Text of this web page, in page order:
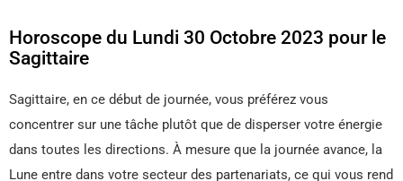
Horoscope du Lundi 30 Octobre 2023 pour le
Sagittaire
Sagittaire, en ce début de journée, vous préférez vous
concentrer sur une tâche plutôt que de disperser votre énergie
dans toutes les directions. À mesure que la journée avance, la
Lune entre dans votre secteur des partenariats, ce qui vous rend